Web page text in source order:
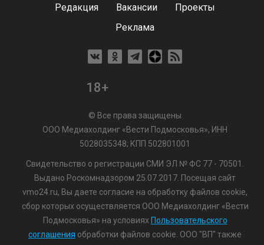
Редакция Вакансии
Проекты
Реклама
18+
© Все права защищены
ООО Медиахолдинг «Вести Подмосковья», ИНН
5028035348; КПП 502801001
Свидетельство о регистрации СМИ ЭЛ № ФС 77 - 70501.
Выдано Роскомнадзором 25.07.2017. Посещая сайт
vmo24.ru, Вы даете согласие на обработку файлов cookie,
сбор которых осуществляется ООО Медиахолдинг «Вести
Подмосковья» на условиях Пользовательского
соглашения обработки файлов cookie. ООО "ВП" также